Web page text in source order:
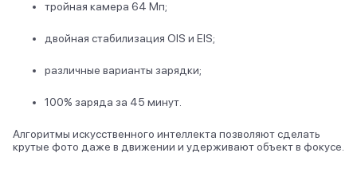
тройная камера 64 Мп;
двойная стабилизация OIS и EIS;
различные варианты зарядки;
100% заряда за 45 минут.
Алгоритмы искусственного интеллекта позволяют сделать
крутые фото даже в движении и удерживают объект в фокусе.